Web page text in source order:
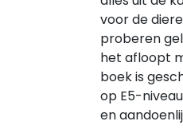
voor de
proberen
het afloopt
boek is
op E5-
en